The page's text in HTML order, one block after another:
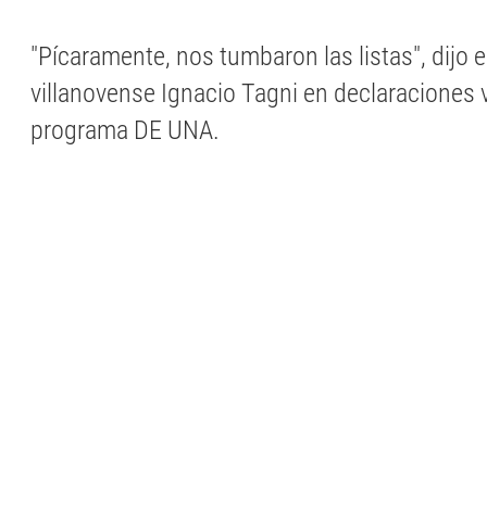
"Pícaramente, nos tumbaron las listas", dijo
villanovense Ignacio Tagni en declaraciones
programa DE UNA.